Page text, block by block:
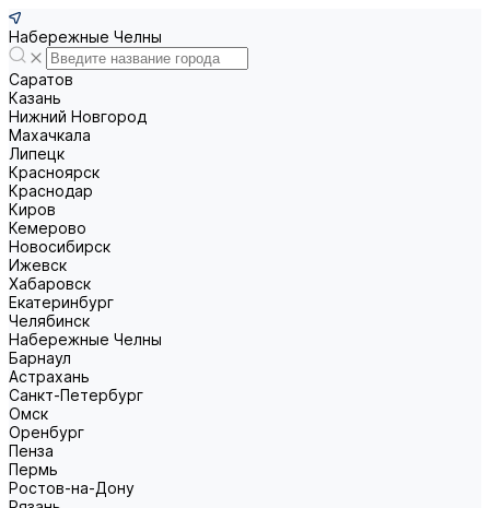
Набережные Челны
Саратов
Казань
Нижний Новгород
Махачкала
Липецк
Красноярск
Краснодар
Киров
Кемерово
Новосибирск
Ижевск
Хабаровск
Екатеринбург
Челябинск
Набережные Челны
Барнаул
Астрахань
Санкт-Петербург
Омск
Оренбург
Пенза
Пермь
Ростов-на-Дону